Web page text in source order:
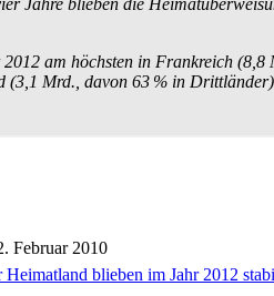
Jahre blieben die
am höchsten in Frankreich
Mrd., davon 63 % in
Februar 2010
blieben im Jahr 2012